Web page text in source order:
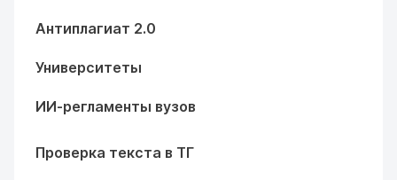
Антиплагиат 2.0
Университеты
ИИ-регламенты вузов
Проверка текста в ТГ